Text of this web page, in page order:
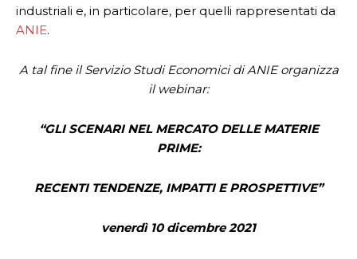
industriali e, in particolare, per quelli rappresentati da
ANIE.
A tal fine il Servizio Studi Economici di ANIE organizza
il webinar:
“GLI SCENARI NEL MERCATO DELLE MATERIE
PRIME:
RECENTI TENDENZE, IMPATTI E PROSPETTIVE”
venerdì 10 dicembre 2021